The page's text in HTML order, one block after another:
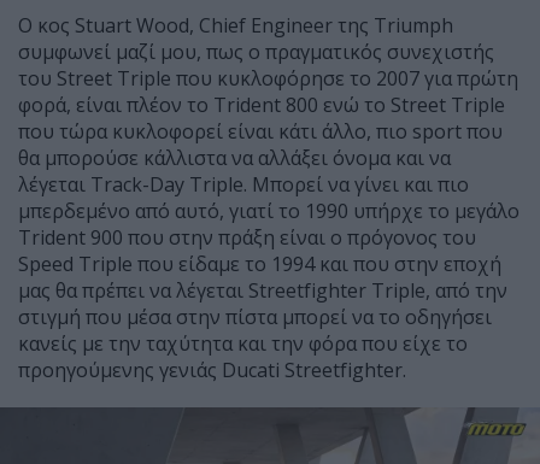
Ο κος StuartWood, Chief Engineer της Triumph
συμφωνεί μαζί μου, πως ο πραγματικός συνεχιστής
του Street Triple που κυκλοφόρησε το 2007 για πρώτη
φορά, είναι πλέον το Trident 800 ενώ το Street Triple
που τώρα κυκλοφορεί είναι κάτι άλλο, πιο sportπου
θα μπορούσε κάλλιστα να αλλάξει όνομα και να
λέγεται Track-Day Triple. Μπορεί να γίνει και πιο
μπερδεμένο από αυτό, γιατί το 1990 υπήρχε το μεγάλο
Trident 900 που στην πράξη είναι ο πρόγονος του
Speed Triple που είδαμε το 1994 και που στην εποχή
μας θα πρέπει να λέγεται Streetfighter Triple, από την
στιγμή που μέσα στην πίστα μπορεί να το οδηγήσει
κανείς με την ταχύτητα και την φόρα που είχε το
προηγούμενης γενιάς Ducati Streetfighter.